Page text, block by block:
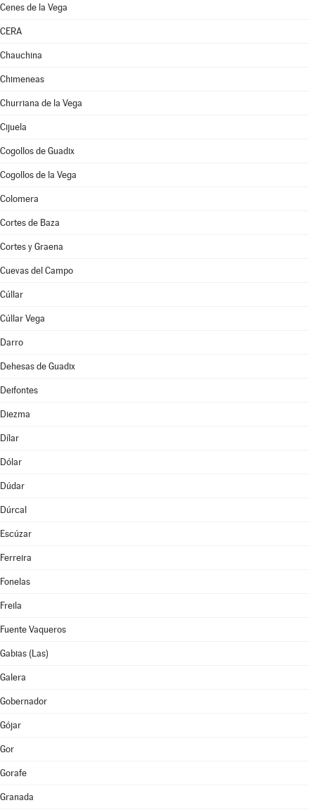
Cenes de la Vega
CERA
Chauchina
Chimeneas
Churriana de la Vega
Cijuela
Cogollos de Guadix
Cogollos de la Vega
Colomera
Cortes de Baza
Cortes y Graena
Cuevas del Campo
Cúllar
Cúllar Vega
Darro
Dehesas de Guadix
Deifontes
Diezma
Dílar
Dólar
Dúdar
Dúrcal
Escúzar
Ferreira
Fonelas
Freila
Fuente Vaqueros
Gabias (Las)
Galera
Gobernador
Gójar
Gor
Gorafe
Granada